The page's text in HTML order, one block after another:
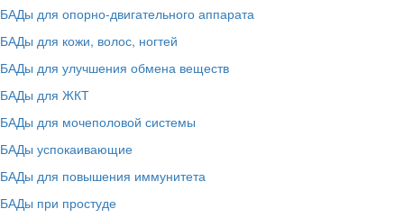
БАДы для опорно-двигательного аппарата
БАДы для кожи, волос, ногтей
БАДы для улучшения обмена веществ
БАДы для ЖКТ
БАДы для мочеполовой системы
БАДы успокаивающие
БАДы для повышения иммунитета
БАДы при простуде